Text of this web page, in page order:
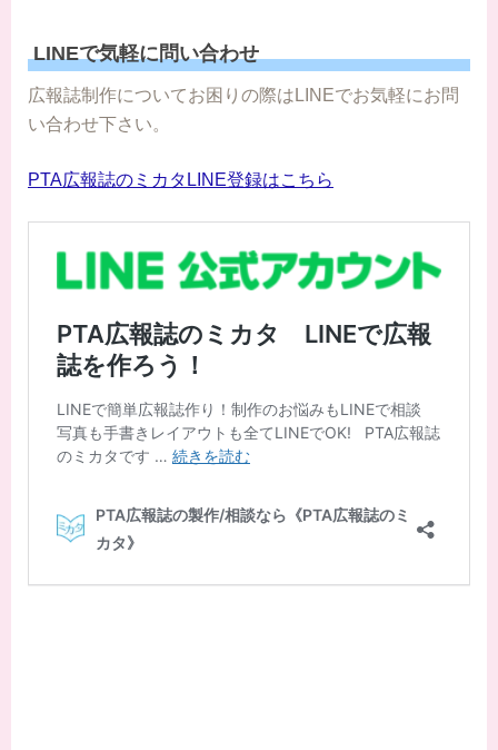
LINEで気軽に問い合わせ
広報誌制作についてお困りの際はLINEでお気軽にお問
い合わせ下さい。
PTA広報誌のミカタLINE登録はこちら